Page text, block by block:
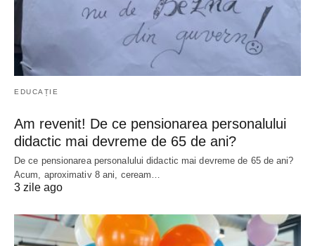
EDUCAȚIE
Am revenit! De ce pensionarea personalului
didactic mai devreme de 65 de ani?
De ce pensionarea personalului didactic mai devreme de 65 de ani?
Acum, aproximativ 8 ani, ceream…
3 zile ago